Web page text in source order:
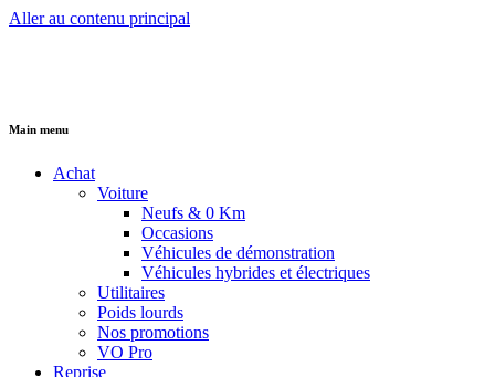
Aller au contenu principal
Main menu
Achat
Voiture
Neufs & 0 Km
Occasions
Véhicules de démonstration
Véhicules hybrides et électriques
Utilitaires
Poids lourds
Nos promotions
VO Pro
Reprise